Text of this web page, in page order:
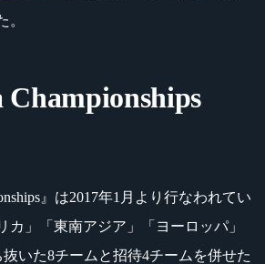
。
Championships
』は2017年1月より行なわれてい
カ」「東南アジア」「ヨーロッパ」
抜いた8チームと招待4チームを併せた